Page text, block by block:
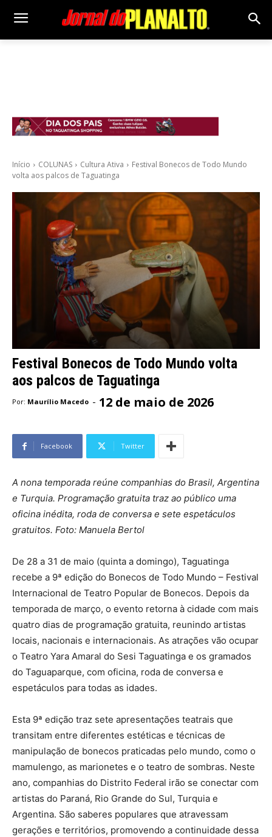
Início COLUNAS Cultura Ativa
Festival Bonecos de Todo Mundo
volta aos palcos de Taguatinga
Festival Bonecos de Todo Mundo volta
aos palcos de Taguatinga
Por: Maurílio Macedo - 12 de maio de 2026
Facebook Twitter
A nona temporada reúne companhias do Brasil, Argentina
e Turquia. Programação gratuita traz ao público uma
oficina inédita, roda de conversa e sete espetáculos
gratuitos. Foto: Manuela Bertol
De 28 a 31 de maio (quinta a domingo), Taguatinga
recebe a 9ª edição do Bonecos de Todo Mundo – Festival
Internacional de Teatro Popular de Bonecos. Depois da
temporada de março, o evento retorna à cidade com mais
quatro dias de programação gratuita, reunindo artistas
locais, nacionais e internacionais. As atrações vão ocupar
o Teatro Yara Amaral do Sesi Taguatinga e os gramados
do Taguaparque, com oficina, roda de conversa e
espetáculos para todas as idades.
Esta 9ª edição traz sete apresentações teatrais que
transitam entre diferentes estéticas e técnicas de
manipulação de bonecos praticadas pelo mundo, como o
mamulengo, as marionetes e o teatro de sombras. Neste
ano, companhias do Distrito Federal irão se conectar com
artistas do Paraná, Rio Grande do Sul, Turquia e
Argentina. São saberes populares que atravessam
gerações e territórios, promovendo a continuidade dessa